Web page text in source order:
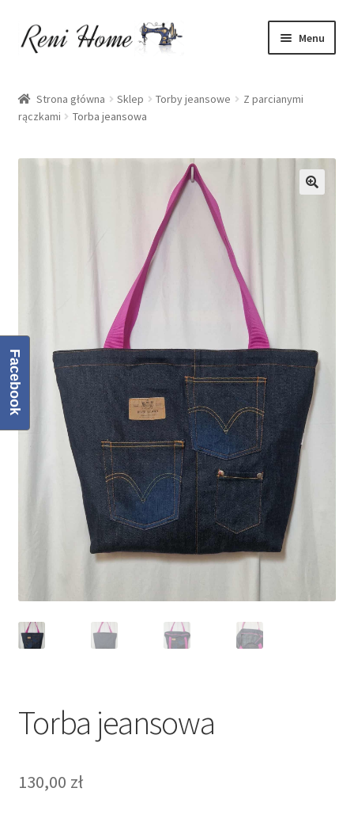
Przejdź
do
Przejdź
do
Menu
Kontakt
Koszyk
Polityka prywatności
Regulamin
Sklep
Zamówienie
Strona główna Sklep Torby jeansowe
Z parcianymi
rączkami
Torba jeansowa
Torba jeansowa
130,00 zł
Facebook